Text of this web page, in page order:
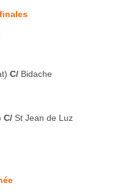
finales
C/ Bidache
C/ St Jean de Luz